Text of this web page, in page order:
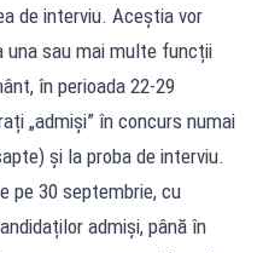
de interviu. Aceștia vor
una sau mai multe funcții
în perioada 22-29
„admiși” în concurs numai
și la proba de interviu.
pe 30 septembrie, cu
admiși, până în